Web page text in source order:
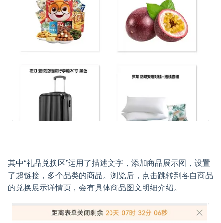
其中“礼品兑换区”运用了描述文字，添加商品展示图，设置
了超链接，多个品类的商品。浏览后，点击跳转到各自商品
的兑换展示详情页，会有具体商品图文明细介绍。